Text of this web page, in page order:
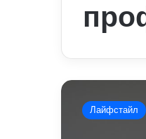
Як
зберегти
здоров’я
Лайфстайл